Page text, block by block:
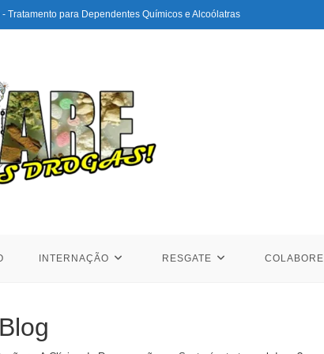
Tratamento para Dependentes Químicos e Alcoólatras
INTERNAÇÃO RESGATE COLABORE
Blog